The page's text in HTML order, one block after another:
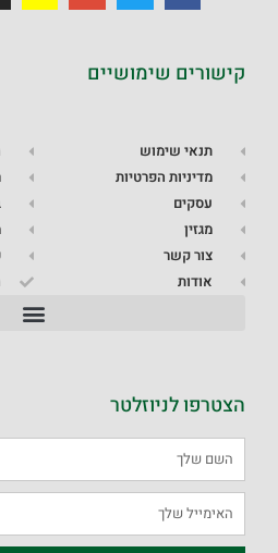
קישורים שימושיים
תנאי שימוש
מדיניות הפרטיות
עסקים
מגזין
צור קשר
אודות
הצטרפו לניוזלטר